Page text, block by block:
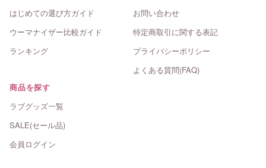
はじめての選び方ガイド
ウーマナイザー比較ガイド
ランキング
お問い合わせ
特定商取引に関する表記
プライバシーポリシー
よくある質問(FAQ)
商品を探す
ラブグッズ一覧
SALE(セール品)
会員ログイン